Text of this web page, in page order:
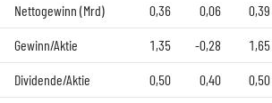
Nettogewinn (Mrd) 0,36 0,06 0,39
Gewinn/Aktie 1,35 -0,28 1,65
Dividende/Aktie 0,50 0,40 0,50